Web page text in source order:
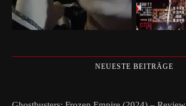
NEUESTE BEITRÄGE